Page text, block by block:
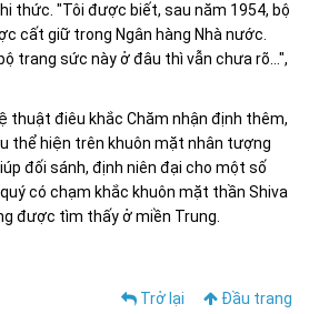
thức. "Tôi được biết, sau năm 1954, bộ
cất giữ trong Ngân hàng Nhà nước.
trang sức này ở đâu thì vẫn chưa rõ…",
thuật điêu khắc Chăm nhận định thêm,
thể hiện trên khuôn mặt nhân tượng
đối sánh, định niên đại cho một số
có chạm khắc khuôn mặt thần Shiva
được tìm thấy ở miền Trung.
Trở lại Đầu trang